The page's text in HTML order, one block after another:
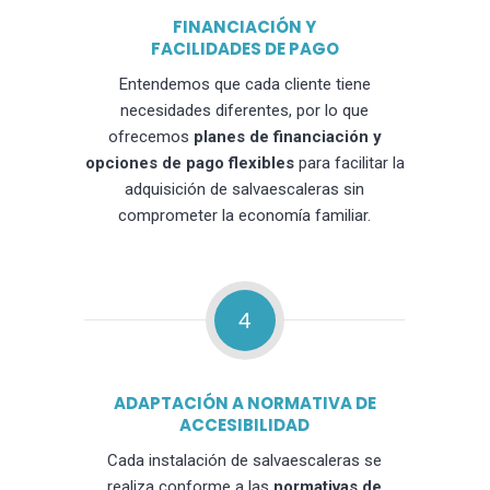
FINANCIACIÓN Y
FACILIDADES DE PAGO
Entendemos que cada cliente tiene
necesidades diferentes, por lo que
ofrecemos planes de financiación y
opciones de pago flexiblespara facilitar la
adquisición de salvaescaleras sin
comprometer la economía familiar.
4
ADAPTACIÓN A NORMATIVA DE
ACCESIBILIDAD
Cada instalación de salvaescaleras se